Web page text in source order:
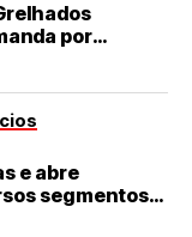
por
e abre
segmentos